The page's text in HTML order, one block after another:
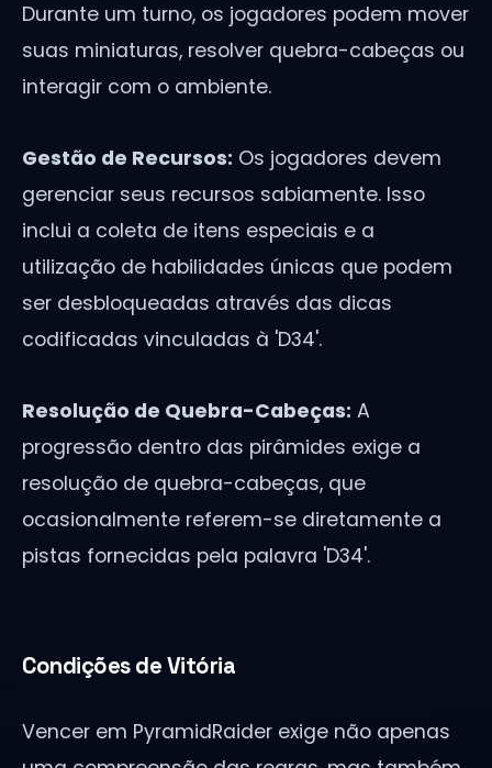
Durante um turno, os jogadores podem mover
suas miniaturas, resolver quebra-cabeças ou
interagir com o ambiente.
Gestão de Recursos: Os jogadores devem
gerenciar seus recursos sabiamente. Isso
inclui a coleta de itens especiais e a
utilização de habilidades únicas que podem
ser desbloqueadas através das dicas
codificadas vinculadas à 'D34'.
Resolução de Quebra-Cabeças: A
progressão dentro das pirâmides exige a
resolução de quebra-cabeças, que
ocasionalmente referem-se diretamente a
pistas fornecidas pela palavra 'D34'.
Condições de Vitória
Vencer em PyramidRaider exige não apenas